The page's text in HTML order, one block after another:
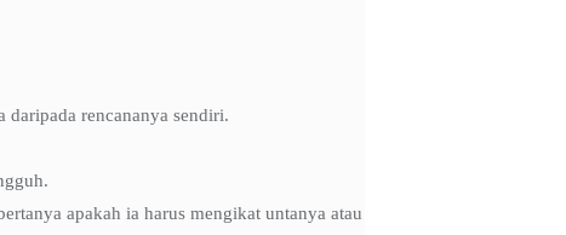
rencananya sendiri.
apakah ia harus mengikat untanya atau